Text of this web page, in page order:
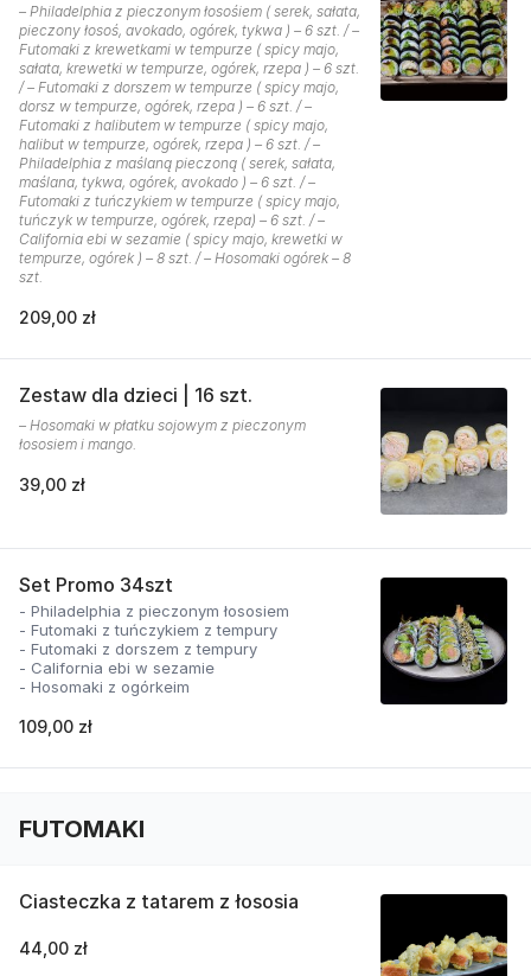
– Philadelphia z pieczonym łosośiem ( serek, sałata,
pieczony łosoś, avokado, ogórek, tykwa ) – 6 szt. / –
Futomaki z krewetkami w tempurze ( spicy majo,
sałata, krewetki w tempurze, ogórek, rzepa ) – 6 szt.
/ – Futomaki z dorszem w tempurze ( spicy majo,
dorsz w tempurze, ogórek, rzepa ) – 6 szt. / –
Futomaki z halibutem w tempurze ( spicy majo,
halibut w tempurze, ogórek, rzepa ) – 6 szt. / –
Philadelphia z maślaną pieczoną ( serek, sałata,
maślana, tykwa, ogórek, avokado ) – 6 szt. / –
Futomaki z tuńczykiem w tempurze ( spicy majo,
tuńczyk w tempurze, ogórek, rzepa) – 6 szt. / –
California ebi w sezamie ( spicy majo, krewetki w
tempurze, ogórek ) – 8 szt. / – Hosomaki ogórek – 8
szt.
209,00 zł
Zestaw dla dzieci | 16 szt.
– Hosomaki w płatku sojowym z pieczonym
łososiem i mango.
39,00 zł
Set Promo 34szt
- Philadelphia z pieczonym łososiem
- Futomaki z tuńczykiem z tempury
- Futomaki z dorszem z tempury
- California ebi w sezamie
- Hosomaki z ogórkeim
109,00 zł
FUTOMAKI
Ciasteczka z tatarem z łososia
44,00 zł